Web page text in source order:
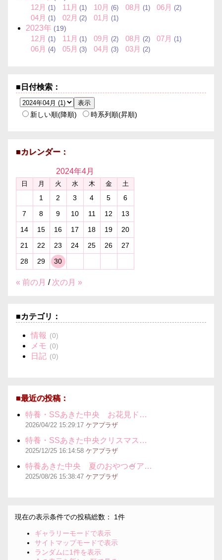
12月 (1) 11月 (1) 10月 (6) 08月 (1) 06月 (2)
04月 (1) 02月 (2) 01月 (1)
2023年 (19)
12月 (1) 11月 (1) 09月 (2) 08月 (2) 07月 (1)
06月 (4) 05月 (3) 04月 (3) 03月 (2)
■日付検索：
新しい順(降順) 時系列順(昇順)
■カレンダー：
2024年4月
日 月 火 水 木 金 土
1 2 3 4 5
6
7
8 9 10 11 12
13
14
15 16 17 18 19
20
21
22 23 24 25 26
27
28
29 30
« 前の月 / 次の月 »
■カテゴリ：
情報 (0)
メモ (0)
日記 (0)
■最近の投稿：
特養・SSあきた中央 お花見ド…
2026/04/22 15:29:17 ケアプラザ
特養・SSあきた中央クリスマス…
2025/12/25 16:14:58 ケアプラザ
特養あきた中央 夏のおやつ🍧ア…
2025/08/26 15:38:47 ケアプラザ
現在の表示条件での投稿総数： 1件
ギャラリーモードで表示
サイトマップモードで表示
ランダムに1件を表示